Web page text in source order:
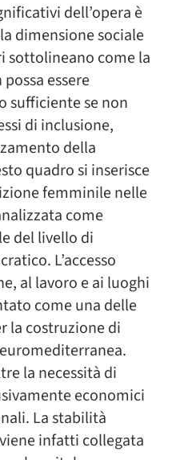
dell’opera è
dimensione sociale
sottolineano come la
essere
sufficiente se non
di inclusione,
della
quadro si inserisce
femminile nelle
come
del livello di
L’accesso
al lavoro e ai luoghi
come una delle
la costruzione di
la necessità di
economici
La stabilità
infatti collegata